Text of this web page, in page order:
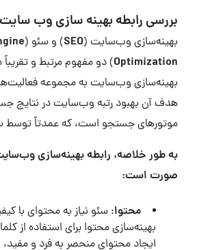
بررسی رابطه بهینه سازی وب
بهینه‌سازی وب‌سایت (SEO) و سئو (
Optimization) دو مفهوم مرتبط و
بهینه‌سازی وب‌سایت به مجموعه
هدف آن بهبود رتبه وب‌سایت در نتایج
موتورهای جستجو است، که عمدتاً توسط
به طور خلاصه، رابطه بهینه‌سازی
صورت است:
محتوا: سئو نیاز به محتوای با
بهینه‌سازی محتوا برای استفاده از
ایجاد محتوای منحصر به فرد و مفید،